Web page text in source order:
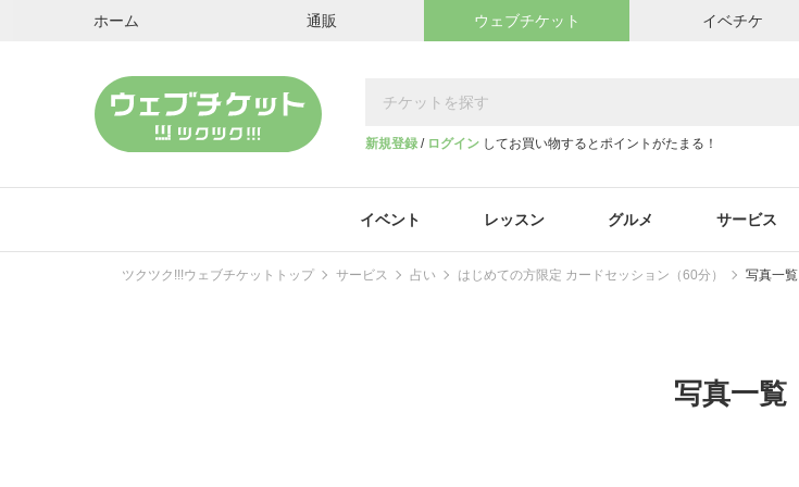
ホーム 通販 ウェブチケット イベチケ
新規登録 / ログイン してお買い物するとポイントがたまる！
イベント レッスン グルメ サービス
ツクツク!!!ウェブチケットトップ サービス 占い はじめての方限定 カードセッション（60分） 写真一覧
写真一覧